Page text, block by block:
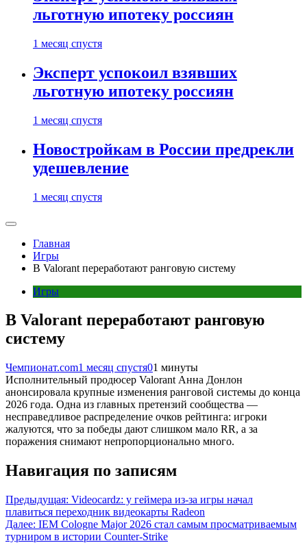
льготную ипотеку россиян
1 месяц спустя
Эксперт успокоил взявших
льготную ипотеку россиян
1 месяц спустя
Новостройкам в России предрекли
удешевление
1 месяц спустя
Главная
Игры
В Valorant переработают ранговую систему
Игры
В Valorant переработают ранговую
систему
Чемпионат.com1 месяц спустя01 минуты
Исполнительный продюсер Valorant Анна Донлон
анонсировала крупные изменения ранговой системы до конца
2026 года. Одна из главных претензий сообщества —
несправедливое распределение очков рейтинга: игроки
жалуются, что за победы дают слишком мало RR, а за
поражения снимают непропорционально много.
Навигация по записям
Предыдущая: Videocardz: у геймера из-за игры начал
плавиться переходник видеокарты Radeon
Далее: IEM Cologne Major 2026 стал самым просматриваемым
турниром в истории Counter-Strike